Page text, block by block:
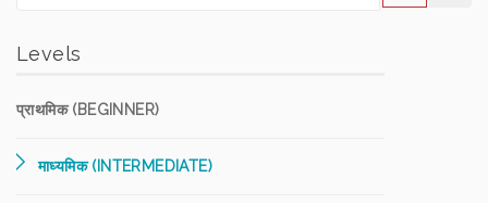
Levels
प्राथमिक (BEGINNER)
माध्यमिक (INTERMEDIATE)